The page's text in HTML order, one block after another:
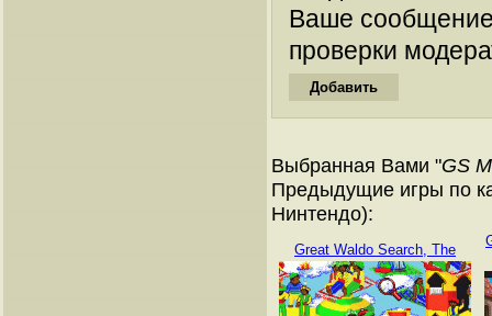
Ваше
проверки
Выбранная Вами "GS
Предыдущие игры по
Нинтендо):
Great Waldo Search, The